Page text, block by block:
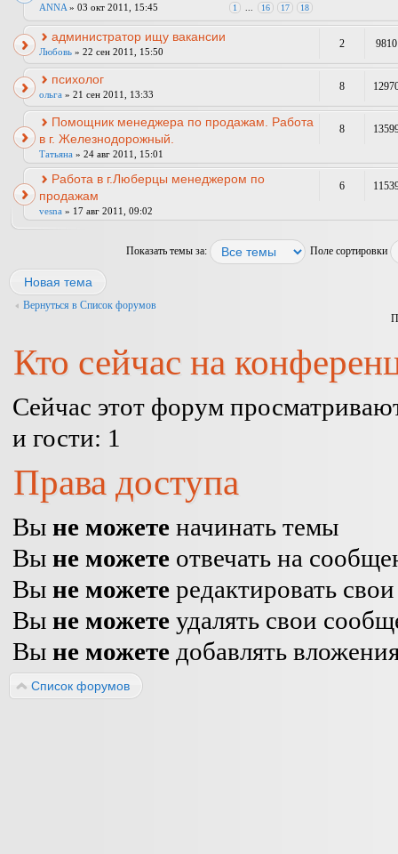
1 16 17 18
ANNA » 03 окт 2011, 15:45
администратор ищу вакансии
Любовь » 22 сен 2011, 15:50
2 9810
психолог
ольга » 21 сен 2011, 13:33
8
Помощник менеджера по продажам. Работа
в г. Железнодорожный.
Татьяна » 24 авг 2011, 15:01
8
Работа в г.Люберцы менеджером по
продажам
vesna » 17 авг 2011, 09:02
6
Показать темы за: Поле сортировки
Новая тема
Вернуться в Список форумов
Кто сейчас на
Сейчас этот форум
и гости: 1
Права доступа
Вы не можете начинать темы
Вы не можете отвечать на
Вы не можете редактировать
Вы не можете удалять свои
Вы не можете добавлять
Список форумов